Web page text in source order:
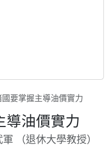
要掌握主導油價實力
導油價實力
（退休大學教授）